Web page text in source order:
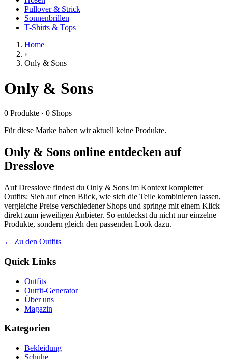
Pullover & Strick
Sonnenbrillen
T-Shirts & Tops
Home
›
Only & Sons
Only & Sons
0 Produkte · 0 Shops
Für diese Marke haben wir aktuell keine Produkte.
Only & Sons online entdecken auf
Dresslove
Auf Dresslove findest du Only & Sons im Kontext kompletter
Outfits: Sieh auf einen Blick, wie sich die Teile kombinieren lassen,
vergleiche Preise verschiedener Shops und springe mit einem Klick
direkt zum jeweiligen Anbieter. So entdeckst du nicht nur einzelne
Produkte, sondern gleich den passenden Look dazu.
← Zu den Outfits
Quick Links
Outfits
Outfit-Generator
Über uns
Magazin
Kategorien
Bekleidung
Schuhe